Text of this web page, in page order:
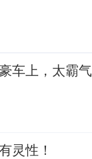
车上，太霸气
灵性！